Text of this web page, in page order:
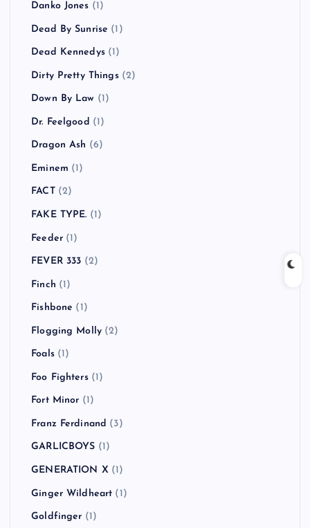
Danko Jones (1)
Dead By Sunrise (1)
Dead Kennedys(1)
Dirty Pretty Things(2)
Down By Law (1)
Dr. Feelgood (1)
Dragon Ash (6)
Eminem (1)
FACT(2)
FAKE TYPE. (1)
Feeder(1)
FEVER 333 (2)
Finch (1)
Fishbone (1)
Flogging Molly (2)
Foals(1)
Foo Fighters(1)
Fort Minor (1)
Franz Ferdinand (3)
GARLICBOYS (1)
GENERATION X (1)
Ginger Wildheart (1)
Goldfinger (1)